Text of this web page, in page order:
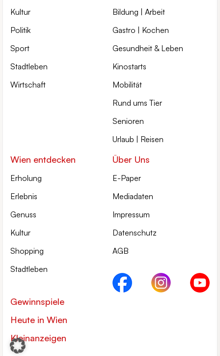
Kultur
Politik
Sport
Stadtleben
Wirtschaft
Bildung | Arbeit
Gastro | Kochen
Gesundheit & Leben
Kinostarts
Mobilität
Rund ums Tier
Senioren
Urlaub | Reisen
Wien entdecken
Erholung
Erlebnis
Genuss
Kultur
Shopping
Stadtleben
Gewinnspiele
Heute in Wien
Kleinanzeigen
Über Uns
E-Paper
Mediadaten
Impressum
Datenschutz
AGB